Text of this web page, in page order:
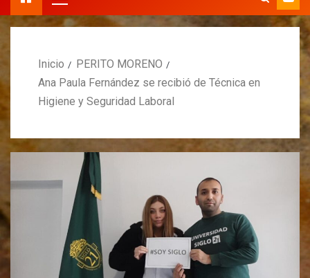
Inicio
PERITO MORENO
Ana Paula Fernández se recibió de Técnica en
Higiene y Seguridad Laboral